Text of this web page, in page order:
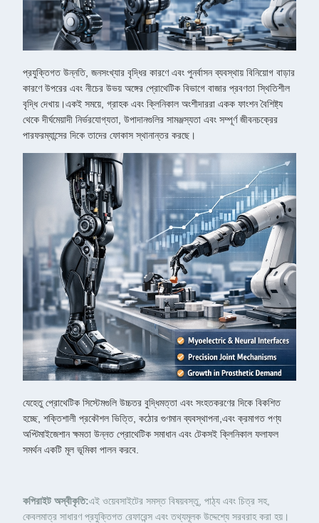
প্রযুক্তিগত উন্নতি, জনসংখ্যার বৃদ্ধির কারণে এবং পুনর্বাসন ব্যবস্থায় বিনিয়োগ বাড়ার
কারণে উপরের এবং নীচের উভয় অঙ্গের প্রোথেটিক বিভাগে বাজার প্রবণতা স্থিতিশীল
বৃদ্ধি দেখায়।একই সময়ে, গ্রাহক এবং ক্লিনিকাল অংশীদাররা একক ফাংশন বৈশিষ্ট্য
থেকে দীর্ঘমেয়াদী নির্ভরযোগ্যতা, উপাদানগুলির সামঞ্জস্যতা এবং সম্পূর্ণ জীবনচক্রের
পারফরম্যান্সের দিকে তাদের ফোকাস স্থানান্তর করছে।
যেহেতু প্রোথেটিক সিস্টেমগুলি উচ্চতর বুদ্ধিমত্তা এবং সংহতকরণের দিকে বিকশিত
হচ্ছে, শক্তিশালী প্রকৌশল ভিত্তি, কঠোর গুণমান ব্যবস্থাপনা,এবং ক্রমাগত পণ্য
অপ্টিমাইজেশান ক্ষমতা উন্নত প্রোথেটিক সমাধান এবং টেকসই ক্লিনিকাল ফলাফল
সমর্থন একটি মূল ভূমিকা পালন করবে.
কপিরাইট অস্বীকৃতি:এই ওয়েবসাইটের সমস্ত বিষয়বস্তু, পাঠ্য এবং চিত্র সহ,
কেবলমাত্র সাধারণ প্রযুক্তিগত রেফারেন্স এবং তথ্যমূলক উদ্দেশ্যে সরবরাহ করা হয়।